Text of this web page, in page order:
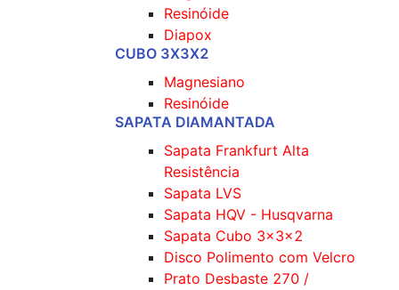
Resinóide
Diapox
CUBO 3X3X2
Magnesiano
Resinóide
SAPATA DIAMANTADA
Sapata Frankfurt Alta
Resistência
Sapata LVS
Sapata HQV - Husqvarna
Sapata Cubo 3x3x2
Disco Polimento com Velcro
Prato Desbaste 270 /